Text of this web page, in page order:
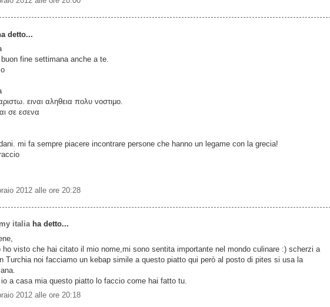
detto...
fine settimana anche a te.
ειναι αληθεια πολυ νοστιμο.
σε εσενα
mi fa sempre piacere incontrare persone che hanno un legame con la grecia!
2012 alle ore 20:28
italiaha detto...
ho visto che hai citato il mio nome,mi sono sentita importante nel mondo culinare :) scherzi a
Turchia noi facciamo un kebap simile a questo piatto qui però al posto di pites si usa la
a casa mia questo piatto lo faccio come hai fatto tu.
2012 alle ore 20:18